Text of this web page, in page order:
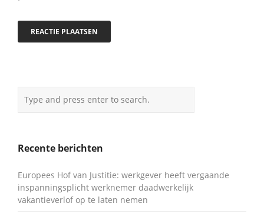
Recente berichten
Europees Hof van Justitie: werkgever heeft vergaande
inspanningsplicht werknemer daadwerkelijk
vakantieverlof op te laten nemen